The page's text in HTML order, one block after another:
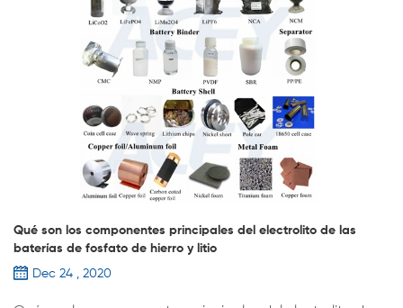
Qué son los componentes principales del electrolito de las
baterías de fosfato de hierro y litio
Dec 24 , 2020